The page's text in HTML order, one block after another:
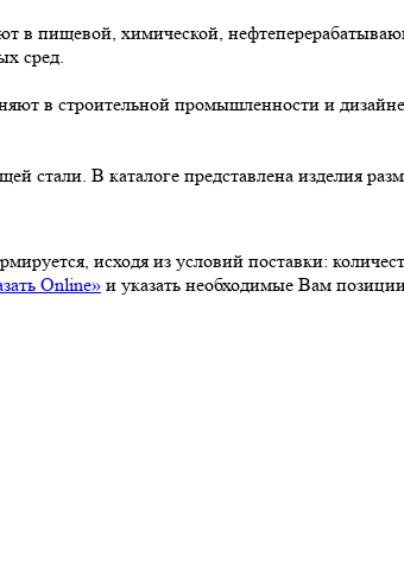
в пищевой, химической,
сред.
в строительной промышленности и
стали. В каталоге представлена изделия
исходя из условий поставки:
Online» и указать необходимые Вам